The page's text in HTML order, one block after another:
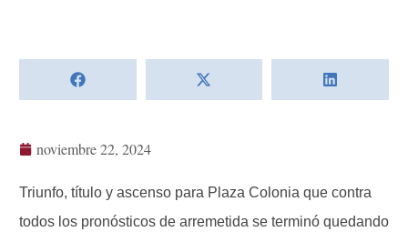
noviembre 22, 2024
Triunfo, título y ascenso para Plaza Colonia que contra
todos los pronósticos de arremetida se terminó quedando